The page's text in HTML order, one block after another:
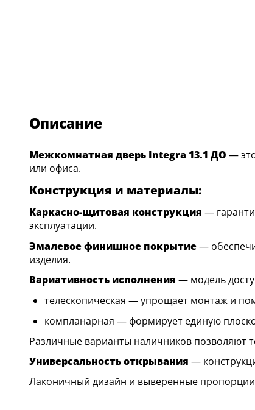
Описание
Межкомнатная дверь Integra 13.1 ДО —
или офиса.
Конструкция и материалы:
Каркасно-щитовая конструкция —
эксплуатации.
Эмалевое финишное покрытие—
изделия.
Вариативность исполнения — модель
телескопическая — упрощает монтаж и
компланарная — формирует единую
Различные варианты наличников позволяют
Универсальность открывания —
Лаконичный дизайн и выверенные